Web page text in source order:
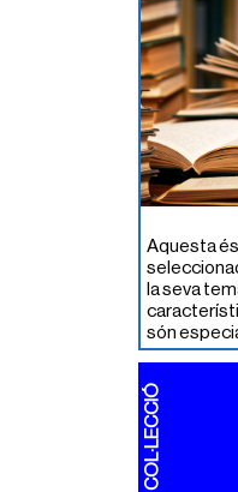
Aquesta
la seva
són
COL·LECCIÓ